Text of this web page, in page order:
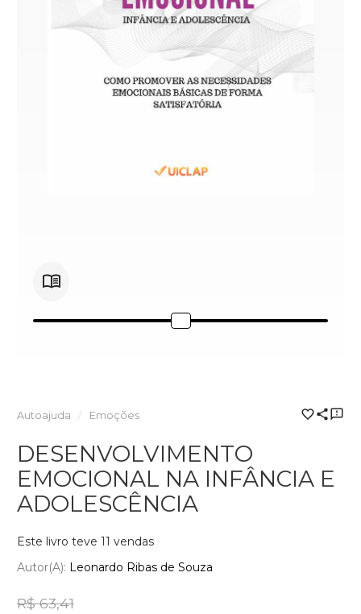
Autoajuda Emoções
DESENVOLVIMENTO
EMOCIONAL NA INFÂNCIA E
ADOLESCÊNCIA
Este livro teve 11 vendas
Autor(a): Leonardo Ribas de Souza
R$ 63,41